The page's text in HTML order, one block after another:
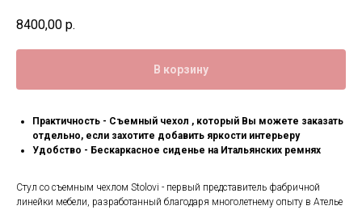
8400,00 р.
В корзину
Практичность - Съемный чехол , который Вы можете заказать
отдельно, если захотите добавить яркости интерьеру
Удобство - Бескаркасное сиденье на Итальянских ремнях
Стул со съемным чехлом Stolovi - первый представитель фабричной
линейки мебели, разработанный благодаря многолетнему опыту в Ателье